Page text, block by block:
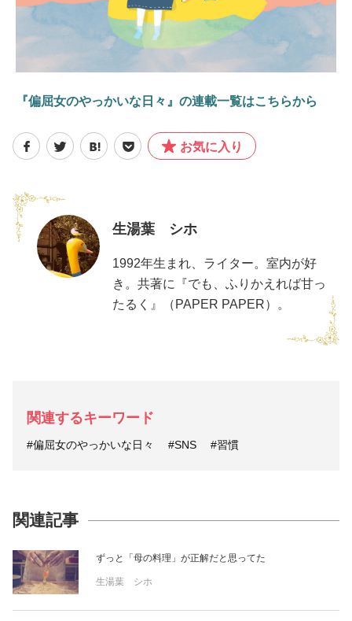
『偏屈女のやっかいな日々』の連載一覧はこちらから
お気に入り
生湯葉 シホ
1992年生まれ、ライター。室内が好
き。共著に『でも、ふりかえれば甘っ
たるく』（PAPER PAPER）。
関連するキーワード
#偏屈女のやっかいな日々 #SNS #習慣
関連記事
ずっと「母の料理」が正解だと思ってた
生湯葉 シホ